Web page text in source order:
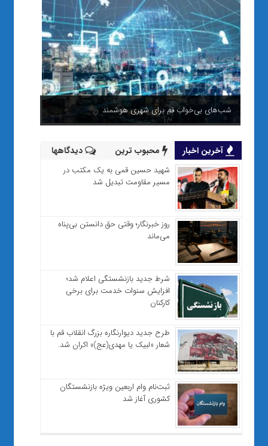
شب‌های بی‌خواب قم برای شهری هوشمند
آخرین اخبار محبوب ترین دیدگاهها
شهید حسین قمی به یک مکتب در
مسیر مقاومت تبدیل شد
روز خبرنگار؛ وقتی حق دانستن بی‌پناه
می‌ماند
شرط جدید بازنشستگی اعلام شد؛
افزایش سنوات خدمت برای برخی
کارکنان
طرح جدید دیوارنگاره بزرگ انقلاب قم با
شعار «لبیک یا مهدی(عج)» اکران شد.
ثبت‌نام وام اربعین ویژه بازنشستگان
کشوری آغاز شد